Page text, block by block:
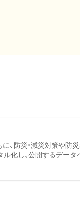
、防災・減災対策や防
化し、公開するデータ